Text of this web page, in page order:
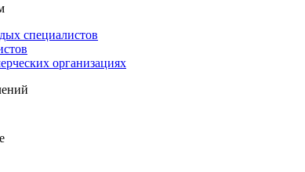
специалистов
организациях